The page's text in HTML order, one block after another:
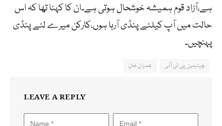
ہے،آزاد قوم ہمیشہ خوشحال ہوتی ہے۔ان کا کہنا تھا کہ اس
حالت میں آپ کیلئے پنڈی آرہا ہوں،کارکن میرے لئے پنڈی
پہنچیں۔
چیئرمین پی ٹی آئی عمران خان
LEAVE A REPLY